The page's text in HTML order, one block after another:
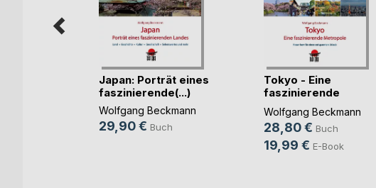
Japan: Porträt eines
faszinierende(...)
Wolfgang Beckmann
29,90 € Buch
Tokyo - Eine
faszinierende
Metropole
Wolfgang Beckmann
28,80 € Buch
19,99 € E-Book